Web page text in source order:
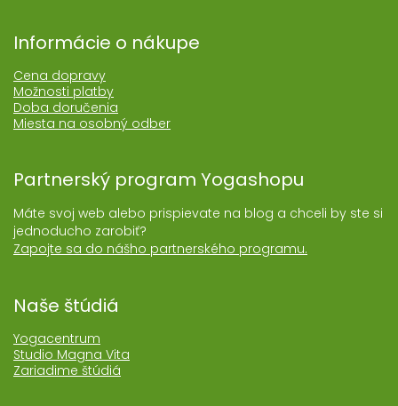
Informácie o nákupe
Cena dopravy
Možnosti platby
Doba doručenia
Miesta na osobný odber
Partnerský program Yogashopu
Máte svoj web alebo prispievate na blog a chceli by ste si
jednoducho zarobiť?
Zapojte sa do nášho partnerského programu.
Naše štúdiá
Yogacentrum
Studio Magna Vita
Zariadime štúdiá